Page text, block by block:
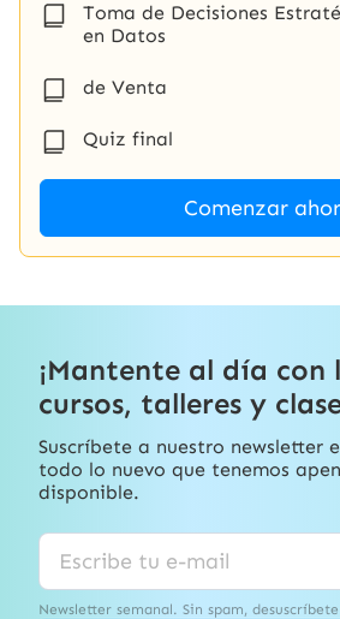
Toma de Decisiones
en Datos
de Venta
Quiz final
Comenzar
¡Mantente al día con
cursos, talleres y
Suscríbete a nuestro newsletter
todo lo nuevo que tenemos
disponible.
Newsletter semanal. Sin spam,